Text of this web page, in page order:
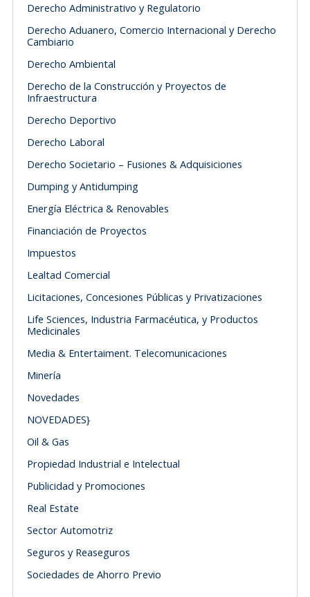
Derecho Administrativo y Regulatorio
Derecho Aduanero, Comercio Internacional y Derecho
Cambiario
Derecho Ambiental
Derecho de la Construcción y Proyectos de
Infraestructura
Derecho Deportivo
Derecho Laboral
Derecho Societario – Fusiones & Adquisiciones
Dumping y Antidumping
Energía Eléctrica & Renovables
Financiación de Proyectos
Impuestos
Lealtad Comercial
Licitaciones, Concesiones Públicas y Privatizaciones
Life Sciences, Industria Farmacéutica, y Productos
Medicinales
Media & Entertaiment. Telecomunicaciones
Minería
Novedades
NOVEDADES}
Oil & Gas
Propiedad Industrial e Intelectual
Publicidad y Promociones
Real Estate
Sector Automotriz
Seguros y Reaseguros
Sociedades de Ahorro Previo